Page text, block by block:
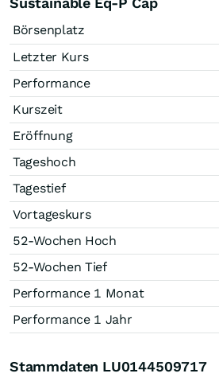
Börsenplatz
Letzter Kurs
Performance
Kurszeit
Eröffnung
Tageshoch
Tagestief
Vortageskurs
52-Wochen Hoch
52-Wochen Tief
Performance 1 Monat
Performance 1 Jahr
Stammdaten LU0144509717